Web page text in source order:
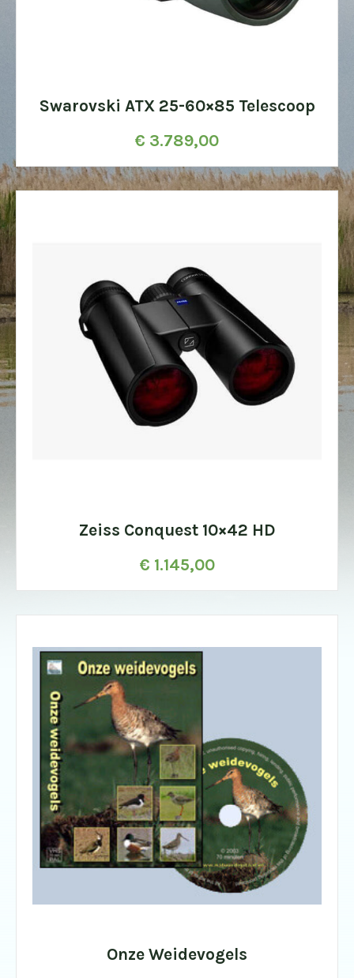
Swarovski ATX 25-60×85 Telescoop
€ 3.789,00
Zeiss Conquest 10×42 HD
€ 1.145,00
Onze Weidevogels